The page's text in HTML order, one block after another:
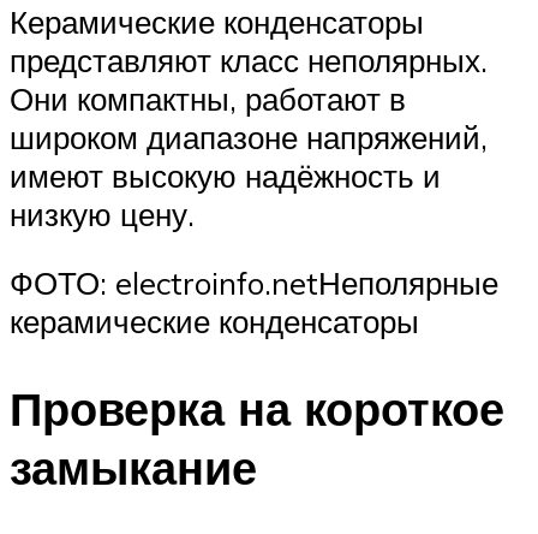
Керамические конденсаторы
представляют класс неполярных.
Они компактны, работают в
широком диапазоне напряжений,
имеют высокую надёжность и
низкую цену.
ФОТО: electroinfo.netНеполярные
керамические конденсаторы
Проверка на короткое
замыкание